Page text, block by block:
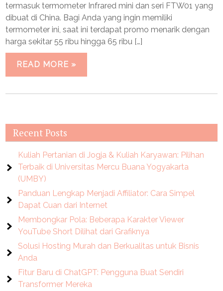
termasuk termometer Infrared mini dan seri FTW01 yang
dibuat di China. Bagi Anda yang ingin memiliki
termometer ini, saat ini terdapat promo menarik dengan
harga sekitar 55 ribu hingga 65 ribu […]
READ MORE »
Recent Posts
Kuliah Pertanian di Jogja & Kuliah Karyawan: Pilihan
Terbaik di Universitas Mercu Buana Yogyakarta
(UMBY)
Panduan Lengkap Menjadi Affiliator: Cara Simpel
Dapat Cuan dari Internet
Membongkar Pola: Beberapa Karakter Viewer
YouTube Short Dilihat dari Grafiknya
Solusi Hosting Murah dan Berkualitas untuk Bisnis
Anda
Fitur Baru di ChatGPT: Pengguna Buat Sendiri
Transformer Mereka